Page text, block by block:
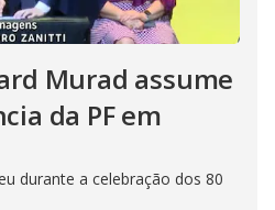
Murad assume
da PF em
durante a celebração dos 80